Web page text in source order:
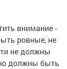
внимание -
ровные, не
не должны
должны быть